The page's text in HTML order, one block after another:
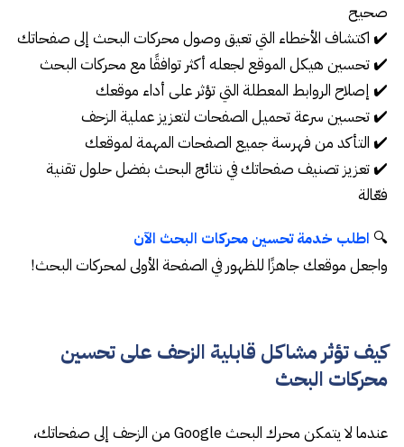
صحيح
✔️ اكتشاف الأخطاء التي تعيق وصول محركات البحث إلى صفحاتك
✔️ تحسين هيكل الموقع لجعله أكثر توافقًا مع محركات البحث
✔️ إصلاح الروابط المعطلة التي تؤثر على أداء موقعك
✔️ تحسين سرعة تحميل الصفحات لتعزيز عملية الزحف
✔️ التأكد من فهرسة جميع الصفحات المهمة لموقعك
✔️ تعزيز تصنيف صفحاتك في نتائج البحث بفضل حلول تقنية
فعّالة
🔍 اطلب خدمة تحسين محركات البحث الآن
واجعل موقعك جاهزًا للظهور في الصفحة الأولى لمحركات البحث!
كيف تؤثر مشاكل قابلية الزحف على تحسين
محركات البحث
عندما لا يتمكن محرك البحث Google من الزحف إلى صفحاتك،